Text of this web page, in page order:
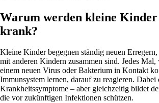
Warum werden kleine Kinder
krank?
Kleine Kinder begegnen ständig neuen
mit anderen Kindern zusammen sind. Jedes
einem neuen Virus oder Bakterium in Kontakt
Immunsystem lernen, darauf zu reagieren. Dabei
Krankheitssymptome – aber gleichzeitig bildet
die vor zukünftigen Infektionen schützen.